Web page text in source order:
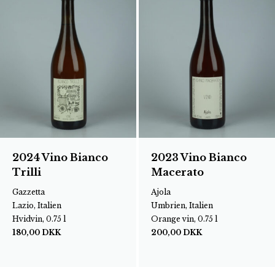
2024 Vino Bianco
Trilli
Gazzetta
Lazio, Italien
Hvidvin, 0.75 l
180,00 DKK
2023 Vino Bianco
Macerato
Ajola
Umbrien, Italien
Orange vin, 0.75 l
200,00 DKK